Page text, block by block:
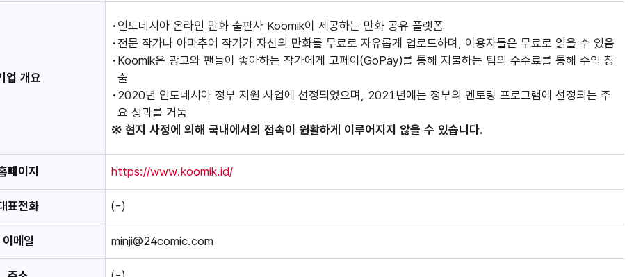
업 개요
인도네시아 온라인 만화 출판사 Koomik이 제공하는 만화 공유 플랫폼
전문 작가나 아마추어 작가가 자신의 만화를 무료로 자유롭게 업로드하며, 이용자들은 무료로 읽을 수 있음
Koomik은 광고와 팬들이 좋아하는 작가에게 고페이(GoPay)를 통해 지불하는 팁의 수수료를 통해 수익 창
출
2020년 인도네시아 정부 지원 사업에 선정되었으며, 2021년에는 정부의 멘토링 프로그램에 선정되는 주
요 성과를 거둠
※ 현지 사정에 의해 국내에서의 접속이 원활하게 이루어지지 않을 수 있습니다.
페이지 https://www.koomik.id/
표전화 (-)
이메일 minji@24comic.com